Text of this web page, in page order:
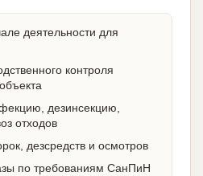
деятельности для
контроля
дезинсекцию,
отходов
дезсредств и осмотров
по требованиям СанПиН